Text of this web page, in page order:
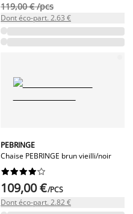
119,00 € /pcs
Dont éco-part. 2.63 €
PEBRINGE
Chaise PEBRINGE brun vieilli/noir






109,00 €/PCS
Dont éco-part. 2.82 €